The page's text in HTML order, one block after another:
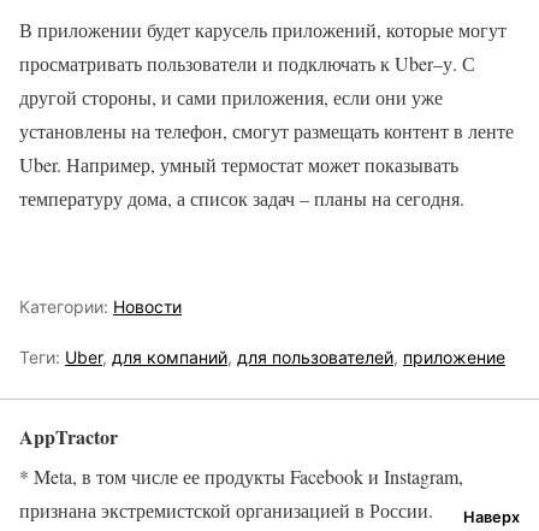
В приложении будет карусель приложений, которые могут
просматривать пользователи и подключать к Uber–у. С
другой стороны, и сами приложения, если они уже
установлены на телефон, смогут размещать контент в ленте
Uber. Например, умный термостат может показывать
температуру дома, а список задач – планы на сегодня.
Категории: Новости
Теги: Uber, для компаний, для пользователей, приложение
AppTractor
Наверх
* Meta, в том числе ее продукты Facebook и Instagram,
признана экстремистской организацией в России.